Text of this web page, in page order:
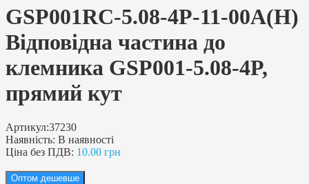
GSP001RC-5.08-4P-11-00A(H)
Відповідна частина до
клемника GSP001-5.08-4P,
прямий кут
Артикул:37230
Наявність: В наявності
Ціна без ПДВ: 10.00 грн
Оптом дешевше